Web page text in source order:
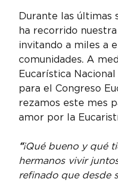
Durante las últimas
ha recorrido
invitando a miles a
comunidades. A
Eucarística
para el Congreso
rezamos este mes
amor por la
“¡Qué bueno y qué
hermanos vivir
refinado que desde